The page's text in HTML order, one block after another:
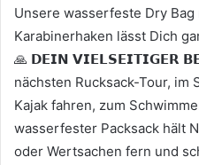
Unsere wasserfeste Dry
Karabinerhaken lässt Dich
🙏 𝗗𝗘𝗜𝗡 𝗩𝗜𝗘𝗟𝗦𝗘𝗜𝗧𝗜𝗚𝗘𝗥
nächsten Rucksack-Tour, im
Kajak fahren, zum
wasserfester Packsack hält
oder Wertsachen fern und